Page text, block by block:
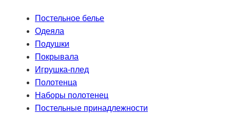
Постельное белье
Одеяла
Подушки
Покрывала
Игрушка-плед
Полотенца
Наборы полотенец
Постельные принадлежности